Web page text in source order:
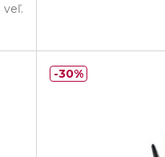
veľ.
30%